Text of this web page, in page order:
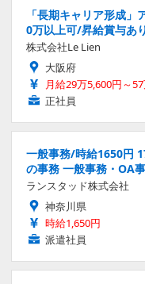
「長期キャリア形成
0万以上可/昇給賞与あり
株式会社Le Lien
大阪府
月給29万5,600円～
正社員
一般事務/時給1650円
の事務 一般事務・OA
ランスタッド株式会社
神奈川県
時給1,650円
派遣社員